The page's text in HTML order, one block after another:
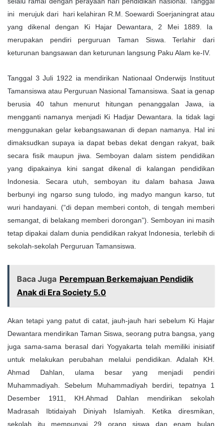
m
a
l
ini merujuk dari hari kelahiran R.M. Soewardi Soerjaningrat atau
yang dikenal dengan Ki Hajar Dewantara, 2 Mei 1889. Ia
merupakan pendiri perguruan Taman Siswa. Terlahir dari
keturunan bangsawan dan keturunan langsung Paku Alam ke-IV.
Tanggal 3 Juli 1922 ia mendirikan Nationaal Onderwijs Instituut
Tamansiswa atau Perguruan Nasional Tamansiswa. Saat ia genap
berusia 40 tahun menurut hitungan penanggalan Jawa, ia
mengganti namanya menjadi Ki Hadjar Dewantara. Ia tidak lagi
menggunakan gelar kebangsawanan di depan namanya. Hal ini
dimaksudkan supaya ia dapat bebas dekat dengan rakyat, baik
secara fisik maupun jiwa. Semboyan dalam sistem pendidikan
yang dipakainya kini sangat dikenal di kalangan pendidikan
Indonesia. Secara utuh, semboyan itu dalam bahasa Jawa
berbunyi ing ngarso sung tulodo, ing madyo mangun karso, tut
wuri handayani. (“di depan memberi contoh, di tengah memberi
semangat, di belakang memberi dorongan”). Semboyan ini masih
tetap dipakai dalam dunia pendidikan rakyat Indonesia, terlebih di
sekolah-sekolah Perguruan Tamansiswa.
Baca Juga Perempuan Berkemajuan Pendidik
Anak di Era Society 5.0
Akan tetapi yang patut di catat, jauh-jauh hari sebelum Ki Hajar
Dewantara mendirikan Taman Siswa, seorang putra bangsa, yang
juga sama-sama berasal dari Yogyakarta telah memiliki inisiatif
untuk melakukan perubahan melalui pendidikan. Adalah KH.
Ahmad Dahlan, ulama besar yang menjadi pendiri
Muhammadiyah. Sebelum Muhammadiyah berdiri, tepatnya 1
Desember 1911, KH.Ahmad Dahlan mendirikan sekolah
Madrasah Ibtidaiyah Diniyah Islamiyah. Ketika diresmikan,
sekolah itu mempunyai 29 orang siswa dan enam bulan